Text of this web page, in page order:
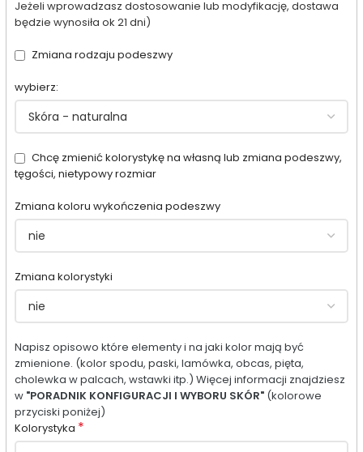
Jeżeli wprowadzasz dostosowanie lub modyfikację, dostawa
będzie wynosiła ok 21 dni)
Zmiana rodzaju podeszwy
wybierz:
Chcę zmienić kolorystykę na własną lub zmiana podeszwy,
tęgości, nietypowy rozmiar
Zmiana koloru wykończenia podeszwy
Zmiana kolorystyki
Napisz opisowo które elementy i na jaki kolor mają być
zmienione. (kolor spodu, paski, lamówka, obcas, pięta,
cholewka w palcach, wstawki itp.) Więcej informacji znajdziesz
w "PORADNIK KONFIGURACJI I WYBORU SKÓR" (kolorowe
przyciski poniżej)
Kolorystyka *